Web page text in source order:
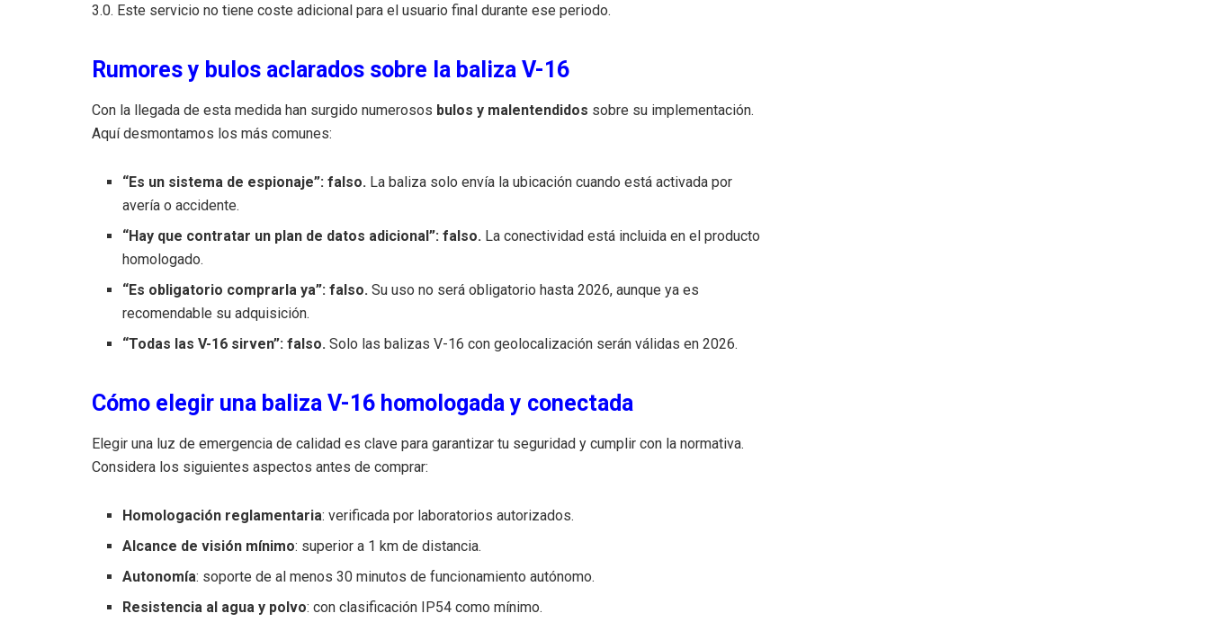
3.0. Este servicio no tiene coste adicional para el usuario final durante ese periodo.
Rumores y bulos aclarados sobre la baliza V-16
Con la llegada de esta medida han surgido numerosos bulos y malentendidos sobre su implementación.
Aquí desmontamos los más comunes:
“Es un sistema de espionaje”: falso. La baliza solo envía la ubicación cuando está activada por
avería o accidente.
“Hay que contratar un plan de datos adicional”: falso. La conectividad está incluida en el producto
homologado.
“Es obligatorio comprarla ya”: falso. Su uso no será obligatorio hasta 2026, aunque ya es
recomendable su adquisición.
“Todas las V-16 sirven”: falso. Solo las balizas V-16 con geolocalización serán válidas en 2026.
Cómo elegir una baliza V-16 homologada y conectada
Elegir una luz de emergencia de calidad es clave para garantizar tu seguridad y cumplir con la normativa.
Considera los siguientes aspectos antes de comprar:
Homologación reglamentaria: verificada por laboratorios autorizados.
Alcance de visión mínimo: superior a 1 km de distancia.
Autonomía: soporte de al menos 30 minutos de funcionamiento autónomo.
Resistencia al agua y polvo: con clasificación IP54 como mínimo.